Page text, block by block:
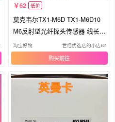
62 低价
莫克韦尔TX1-M6D TX1-M6D10
M6反射型光纤探头传感器 线长1
m
淘宝好物 世经优选店的小店62
购买